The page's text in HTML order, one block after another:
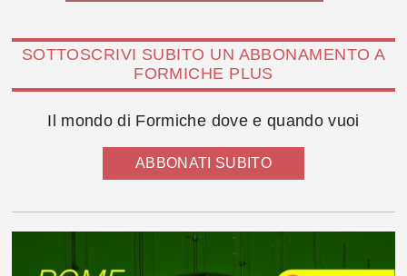
SOTTOSCRIVI SUBITO UN ABBONAMENTO A
FORMICHE PLUS
Il mondo di Formiche dove e quando vuoi
ABBONATI SUBITO